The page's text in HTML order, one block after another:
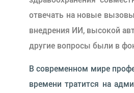
отвечать на новые
внедрения ИИ, высокой
другие вопросы были в
В современном мире
времени тратится на